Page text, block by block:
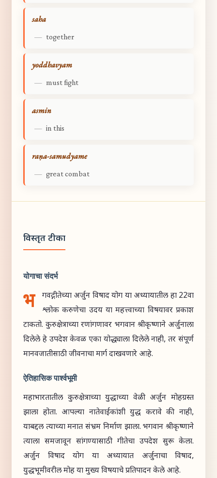
saha
— together
yoddhavyam
— must fight
asmin
— in this
raṇa-samudyame
— great combat
विस्तृत टीका
योगाचा संदर्भ
भ
गवद्गीतेच्या अर्जुन विषाद योग या अध्यायातील हा 22वा
श्लोक करुणेचा उदय या महत्त्वाच्या विषयावर प्रकाश
टाकतो. कुरुक्षेत्राच्या रणांगणावर भगवान श्रीकृष्णाने अर्जुनाला
दिलेले हे उपदेश केवळ एका योद्ध्याला दिलेले नाही, तर संपूर्ण
मानवजातीसाठी जीवनाचा मार्ग दाखवणारे आहे.
ऐतिहासिक पार्श्वभूमी
महाभारतातील कुरुक्षेत्राच्या युद्धाच्या वेळी अर्जुन मोहग्रस्त
झाला होता. आपल्या नातेवाईकांशी युद्ध करावे की नाही,
याबद्दल त्याच्या मनात संभ्रम निर्माण झाला. भगवान श्रीकृष्णाने
त्याला समजावून सांगण्यासाठी गीतेचा उपदेश सुरू केला.
अर्जुन विषाद योग या अध्यायात अर्जुनाचा विषाद,
युद्धभूमीवरील मोह या मुख्य विषयाचे प्रतिपादन केले आहे.